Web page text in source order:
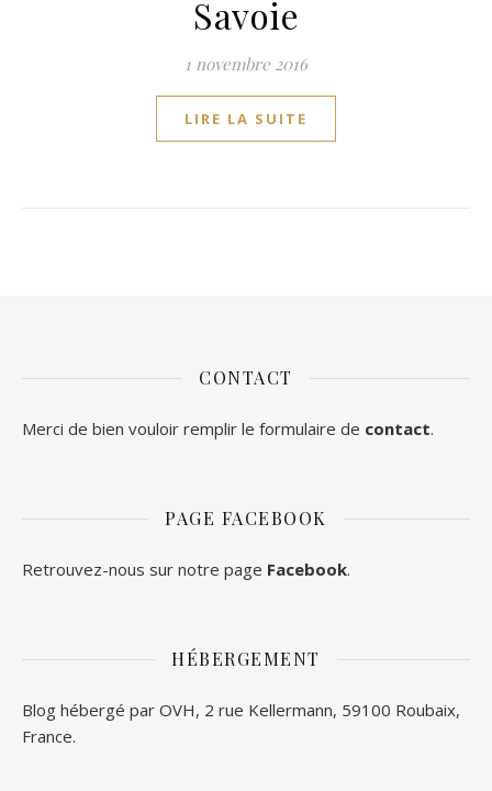
Savoie
1 novembre 2016
LIRE LA SUITE
CONTACT
Merci de bien vouloir remplir le formulaire de contact.
PAGE FACEBOOK
Retrouvez-nous sur notre page Facebook.
HÉBERGEMENT
Blog hébergé par OVH, 2 rue Kellermann, 59100 Roubaix,
France.